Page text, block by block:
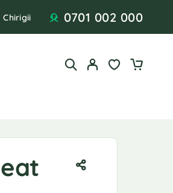
Chirigii 0701 002 000